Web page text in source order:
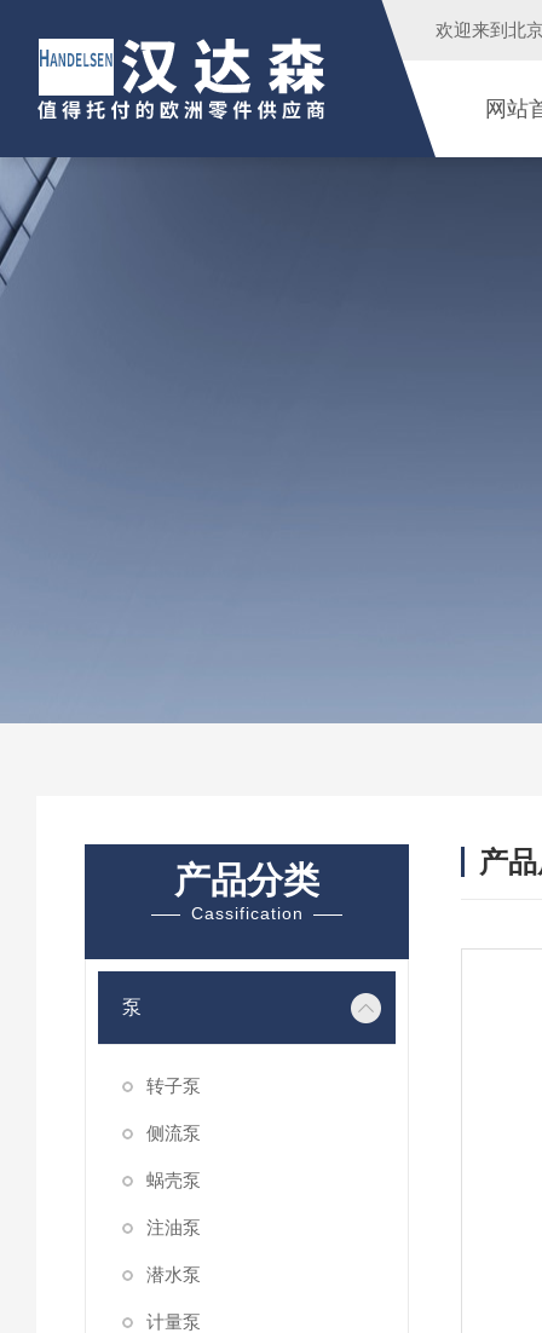
欢迎来到 北
网站
产品分类
Cassification
泵
转子泵
侧流泵
蜗壳泵
注油泵
潜水泵
计量泵
产